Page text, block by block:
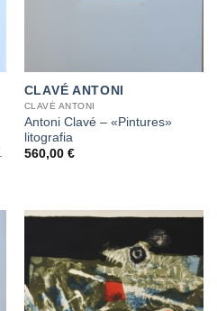
CLAVÉ ANTONI
CLAVÉ ANTONI
Antoni Clavé – «Pintures»
litografia
560,00 €